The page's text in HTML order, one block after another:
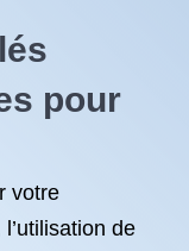
pour
votre
de